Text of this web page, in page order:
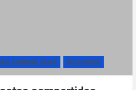
COMPARTIDAS SECCIONES